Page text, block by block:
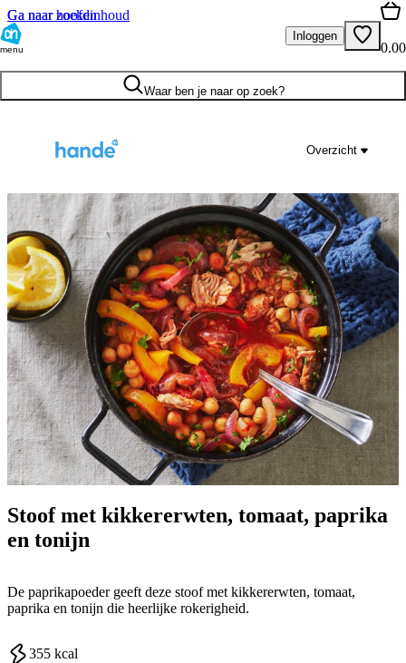
Ga naar hoofdinhoud
Ga naar zoeken
menu
Inloggen
0.00
Waar ben je naar op zoek?
Overzicht
Stoof met kikkererwten, tomaat, paprika
en tonijn
De paprikapoeder geeft deze stoof met kikkererwten, tomaat,
paprika en tonijn die heerlijke rokerigheid.
355 kcal